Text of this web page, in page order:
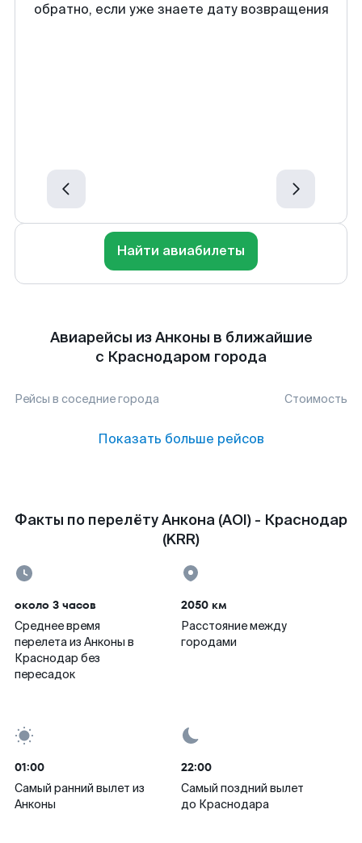
обратно, если уже знаете дату возвращения
Найти авиабилеты
Авиарейсы из Анконы в ближайшие
с Краснодаром города
Рейсы в соседние города Стоимость
Показать больше рейсов
Факты по перелёту Анкона (AOI) - Краснодар
(KRR)
около 3 часов
Среднее время
перелета из Анконы в
Краснодар без
пересадок
2050 км
Расстояние между
городами
01:00
Самый ранний вылет из
Анконы
22:00
Самый поздний вылет
до Краснодара